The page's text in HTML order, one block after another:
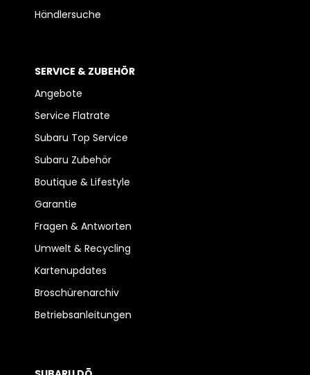
Händlersuche
SERVICE & ZUBEHÖR
Angebote
Service Flatrate
Subaru Top Service
Subaru Zubehör
Boutique & Lifestyle
Garantie
Fragen & Antworten
Umwelt & Recycling
Kartenupdates
Broschürenarchiv
Betriebsanleitungen